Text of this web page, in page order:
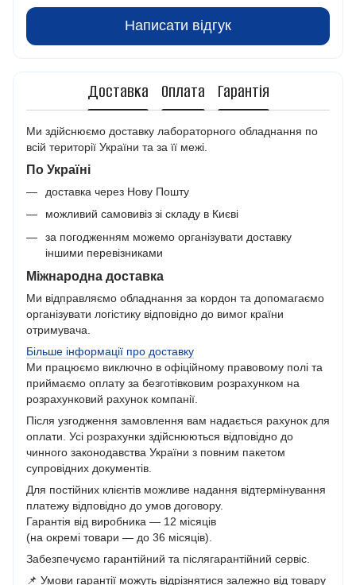
Написати відгук
Доставка Оплата Гарантія
Ми здійснюємо доставку лабораторного обладнання по
всій території України та за її межі.
По Україні
доставка через Нову Пошту
можливий самовивіз зі складу в Києві
за погодженням можемо організувати доставку
іншими перевізниками
Міжнародна доставка
Ми відправляємо обладнання за кордон та допомагаємо
організувати логістику відповідно до вимог країни
отримувача.
Більше інформації про доставку
Ми працюємо виключно в офіційному правовому полі та
приймаємо оплату за безготівковим розрахунком на
розрахунковий рахунок компанії.
Після узгодження замовлення вам надається рахунок для
оплати. Усі розрахунки здійснюються відповідно до
чинного законодавства України з повним пакетом
супровідних документів.
Для постійних клієнтів можливе надання відтермінування
платежу відповідно до умов договору.
Гарантія від виробника — 12 місяців
(на окремі товари — до 36 місяців).
Забезпечуємо гарантійний та післягарантійний сервіс.
📌 Умови гарантії можуть відрізнятися залежно від товару